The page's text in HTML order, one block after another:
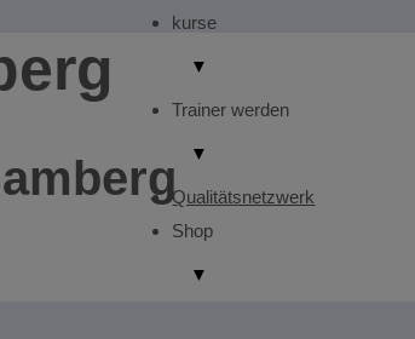
kurse
▼
Trainer werden
▼
Qualitätsnetzwerk
Shop
▼